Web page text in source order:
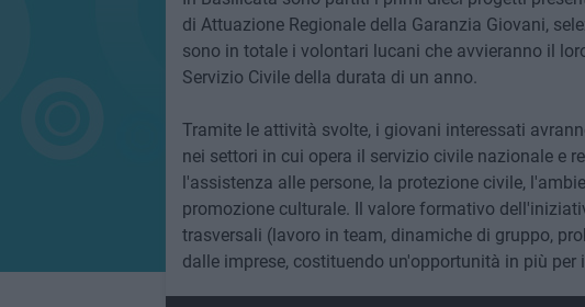
di Attuazione Regionale della Garanzia Giovani,
sono in totale i volontari lucani che avvieranno il
Servizio Civile della durata di un anno.
Tramite le attività svolte, i giovani interessati
nei settori in cui opera il servizio civile nazionale e
l'assistenza alle persone, la protezione civile,
promozione culturale. Il valore formativo
trasversali (lavoro in team, dinamiche di gruppo,
dalle imprese, costituendo un'opportunità in più per